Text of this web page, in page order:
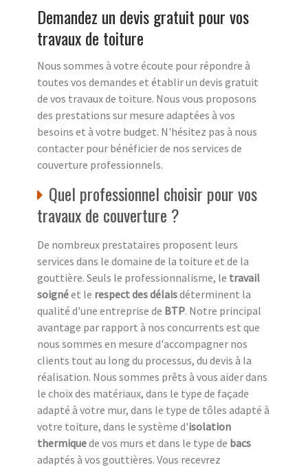
Demandez un devis gratuit pour vos
travaux de toiture
Nous sommes à votre écoute pour répondre à
toutes vos demandes et établir un devis gratuit
de vos travaux de toiture. Nous vous proposons
des prestations sur mesure adaptées à vos
besoins et à votre budget. N'hésitez pas à nous
contacter pour bénéficier de nos services de
couverture professionnels.
Quel professionnel choisir pour vos
travaux de couverture ?
De nombreux prestataires proposent leurs
services dans le domaine de la toiture et de la
gouttière. Seuls le professionnalisme, le travail
soignéet le respect des délaisdéterminent la
qualité d'une entreprise de BTP. Notre principal
avantage par rapport à nos concurrents est que
nous sommes en mesure d'accompagner nos
clients tout au long du processus, du devis à la
réalisation. Nous sommes prêts à vous aider dans
le choix des matériaux, dans le type de façade
adapté à votre mur, dans le type de tôles adapté à
votre toiture, dans le système d'isolation
thermiquede vos murs et dans le type de bacs
adaptés à vos gouttières. Vous recevrez